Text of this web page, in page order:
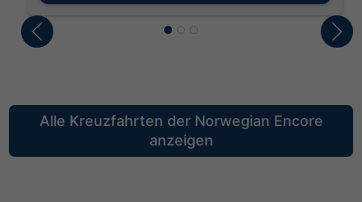
Alle Kreuzfahrten der Norwegian Encore
anzeigen